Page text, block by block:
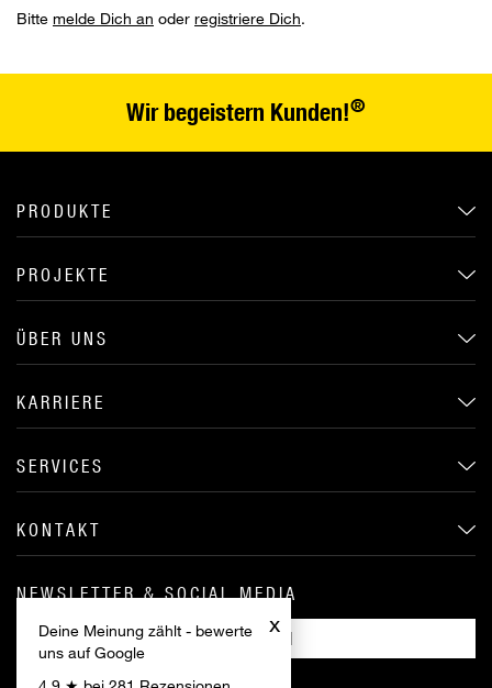
x
Deine Meinung zählt - bewerte
uns auf Google
Bitte melde Dich an oder registriere Dich.
Wir begeistern Kunden!®
PRODUKTE
PROJEKTE
ÜBER UNS
KARRIERE
SERVICES
KONTAKT
NEWSLETTER & SOCIAL MEDIA
ANMELDEN